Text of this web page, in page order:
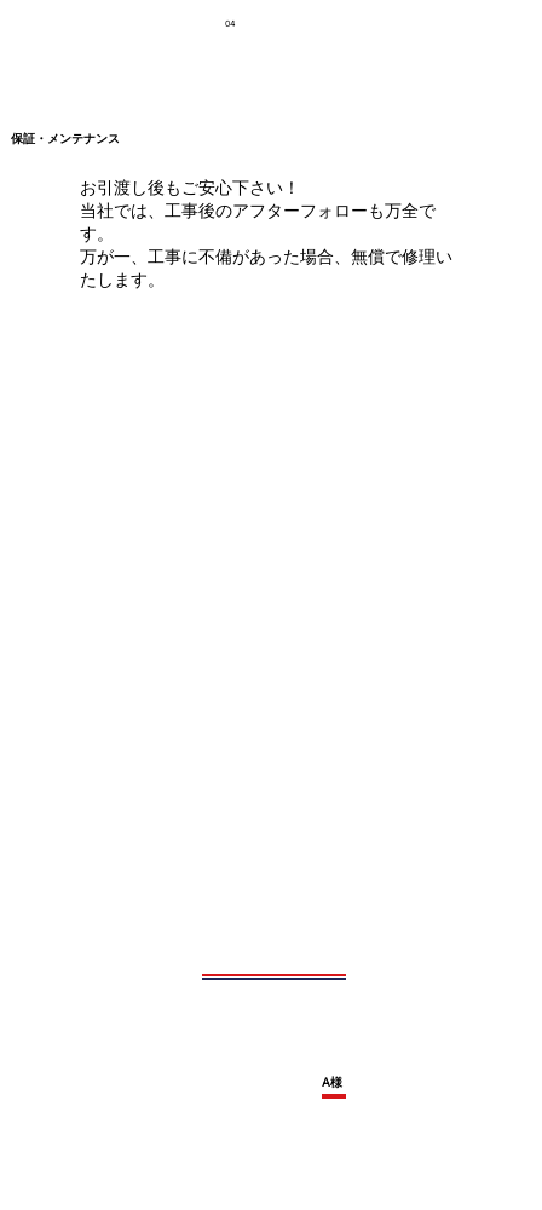
04
お引渡し後もご安心下さい！
当社では、工事後のアフターフォローも万全で
す。
万が一、工事に不備があった場合、無償で修理い
たします。
保証・メンテナンス
A様